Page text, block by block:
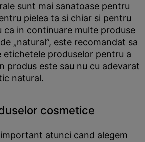
sunt mai sanatoase pentru
pielea ta si chiar si pentru
ca in continuare multe produse
„natural”, este recomandat sa
produselor pentru a
produs este sau nu cu adevarat
natural.
cosmetice
atunci cand alegem